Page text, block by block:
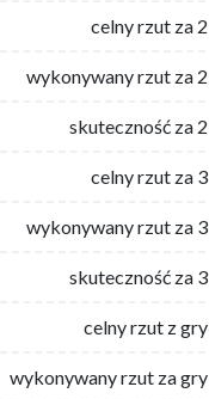
celny rzut za 2
wykonywany rzut za 2
skuteczność za 2
celny rzut za 3
wykonywany rzut za 3
skuteczność za 3
celny rzut z gry
wykonywany rzut za gry
celny rzut za 2
wykonywany rzut za 2
skuteczność za 2
celny rzut za 3
wykonywany rzut za 3
skuteczność za 3
celny rzut z gry
wykonywany rzut za gry